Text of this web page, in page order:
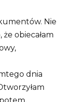
Nie
obiecałam
dnia